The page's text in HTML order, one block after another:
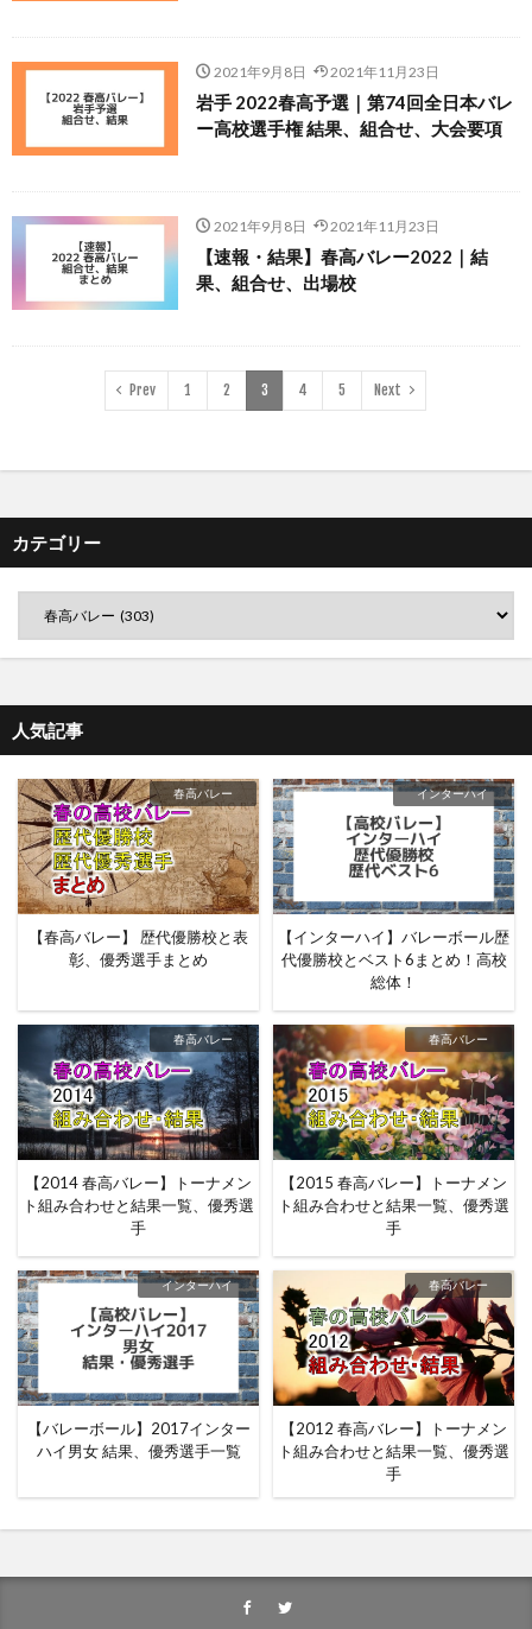
2021年9月8日 2021年11月23日
岩手 2022春高予選｜第74回全日本バレ
ー高校選手権 結果、組合せ、大会要項
2021年9月8日 2021年11月23日
【速報・結果】春高バレー2022｜結
果、組合せ、出場校
Prev 1 2 3 4 5 Next
カテゴリー
人気記事
春高バレー
【春高バレー】 歴代優勝校と表
彰、優秀選手まとめ
インターハイ
【インターハイ】バレーボール歴
代優勝校とベスト6まとめ！高校
総体！
春高バレー
【2014 春高バレー】トーナメン
ト組み合わせと結果一覧、優秀選
手
春高バレー
【2015 春高バレー】トーナメン
ト組み合わせと結果一覧、優秀選
手
インターハイ
【バレーボール】2017インター
ハイ男女 結果、優秀選手一覧
春高バレー
【2012 春高バレー】トーナメン
ト組み合わせと結果一覧、優秀選
手